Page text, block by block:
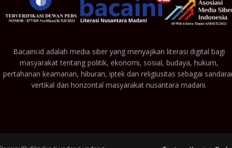
Bacaini.id adalah media siber yang menyajikan literasi digital bagi
masyarakat tentang politik, ekonomi, sosial, budaya, hukum,
pertahanan keamanan, hiburan, iptek dan religiusitas sebagai
vertikal dan horizontal masyarakat nusantara madani.